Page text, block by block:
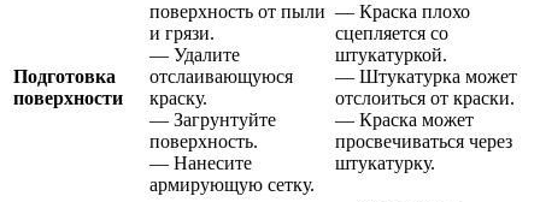
Подготовка
поверхности
поверхность от пыли
и грязи.
— Удалите
отслаивающуюся
краску.
— Загрунтуйте
поверхность.
— Нанесите
армирующую сетку.
— Краска плохо
сцепляется со
штукатуркой.
— Штукатурка может
отслоиться от краски.
— Краска может
просвечиваться через
штукатурку.